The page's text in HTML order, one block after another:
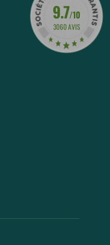
9.7/10
3060 AVIS